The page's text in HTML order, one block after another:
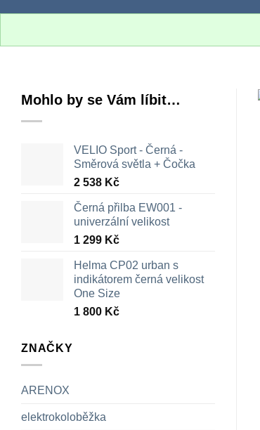
Mohlo by se Vám líbit…
VELIO Sport - Černá -
Směrová světla + Čočka
2 538 Kč
Černá přilba EW001 -
univerzální velikost
1 299 Kč
Helma CP02 urban s
indikátorem černá velikost
One Size
1 800 Kč
ZNAČKY
ARENOX
elektrokoloběžka